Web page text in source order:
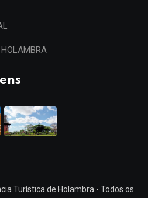
Turística de Holambra - Todos os